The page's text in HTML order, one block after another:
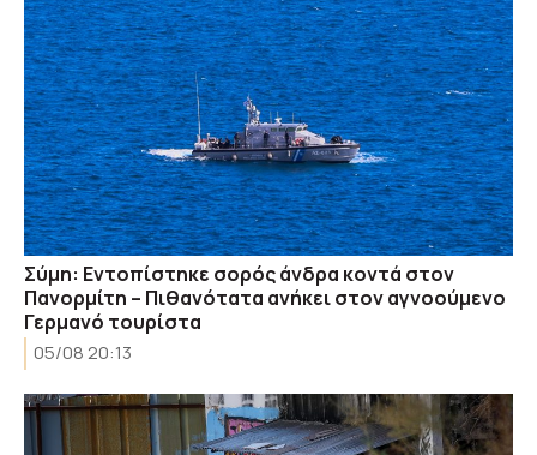
Σύμη: Εντοπίστηκε σορός άνδρα κοντά στον
Πανορμίτη – Πιθανότατα ανήκει στον αγνοούμενο
Γερμανό τουρίστα
05/08 20:13